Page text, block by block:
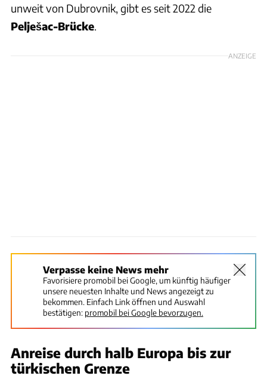
unweit von Dubrovnik, gibt es seit 2022 die
Pelješac-Brücke.
ANZEIGE
Verpasse keine News mehr
Favorisiere promobil bei Google, um künftig häufiger
unsere neuesten Inhalte und News angezeigt zu
bekommen. Einfach Link öffnen und Auswahl
bestätigen: promobil bei Google bevorzugen.
Anreise durch halb Europa bis zur
türkischen Grenze